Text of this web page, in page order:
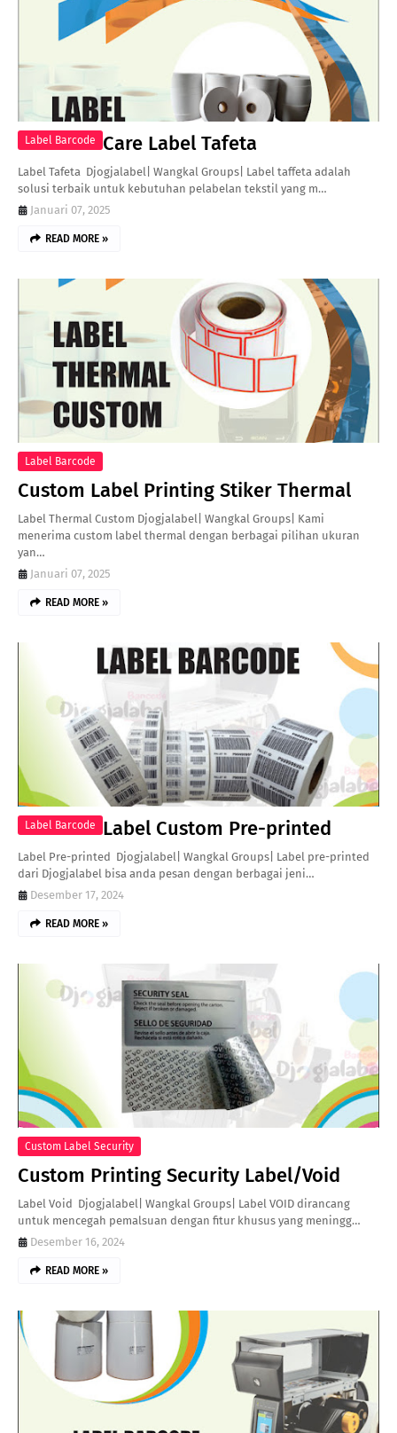
Label Barcode Care Label Tafeta
Label Tafeta Djogjalabel| Wangkal Groups| Label taffeta adalah
solusi terbaik untuk kebutuhan pelabelan tekstil yang m…
Januari 07, 2025
READ MORE »
Label Barcode
Custom Label Printing Stiker Thermal
Label Thermal Custom Djogjalabel| Wangkal Groups| Kami
menerima custom label thermal dengan berbagai pilihan ukuran
yan…
Januari 07, 2025
READ MORE »
Label Barcode Label Custom Pre-printed
Label Pre-printed Djogjalabel| Wangkal Groups| Label pre-printed
dari Djogjalabel bisa anda pesan dengan berbagai jeni…
Desember 17, 2024
READ MORE »
Custom Label Security
Custom Printing Security Label/Void
Label Void Djogjalabel| Wangkal Groups| Label VOID dirancang
untuk mencegah pemalsuan dengan fitur khusus yang meningg…
Desember 16, 2024
READ MORE »